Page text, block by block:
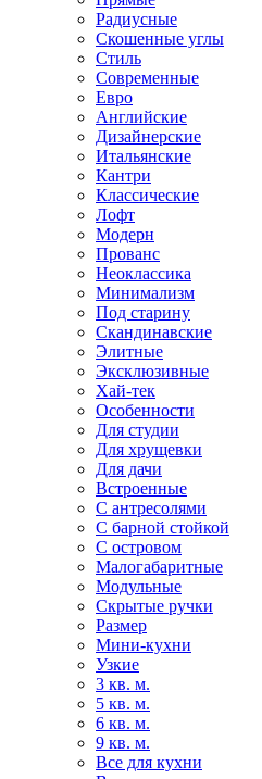
Радиусные
Скошенные углы
Стиль
Современные
Евро
Английские
Дизайнерские
Итальянские
Кантри
Классические
Лофт
Модерн
Прованс
Неоклассика
Минимализм
Под старину
Скандинавские
Элитные
Эксклюзивные
Хай-тек
Особенности
Для студии
Для хрущевки
Для дачи
Встроенные
С антресолями
С барной стойкой
С островом
Малогабаритные
Модульные
Скрытые ручки
Размер
Мини-кухни
Узкие
3 кв. м.
5 кв. м.
6 кв. м.
9 кв. м.
Все для кухни